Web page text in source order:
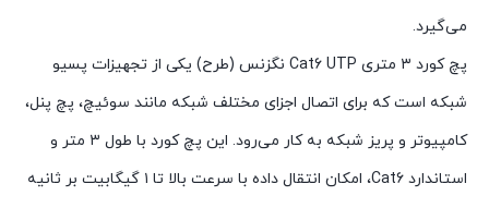
می‌گیرد.
پچ کورد ۳ متری Cat6 UTP نگزنس (طرح) یکی از تجهیزات پسیو
شبکه است که برای اتصال اجزای مختلف شبکه مانند سوئیچ، پچ پنل،
کامپیوتر و پریز شبکه به کار می‌رود. این پچ کورد با طول ۳ متر و
استاندارد Cat6، امکان انتقال داده با سرعت بالا تا ۱ گیگابیت بر ثانیه